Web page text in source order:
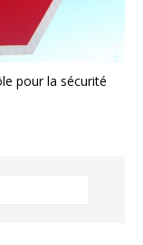
pour la sécurité